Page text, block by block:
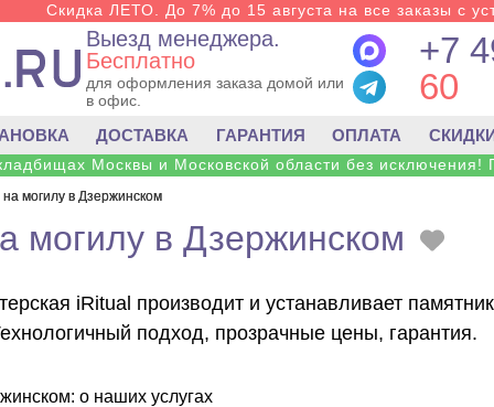
Скидка ЛЕТО. До 7% до 15 августа на все заказы с
Выезд менеджера.
Бесплатно
для оформления заказа домой или
в офис.
+7
60
ДОСТАВКА ГАРАНТИЯ ОПЛАТА
Москвы и Московской области без исключения!
могилу в Дзержинском
могилу в Дзержинском
iRitual производит и устанавливает
подход, прозрачные цены, гарантия.
о наших услугах